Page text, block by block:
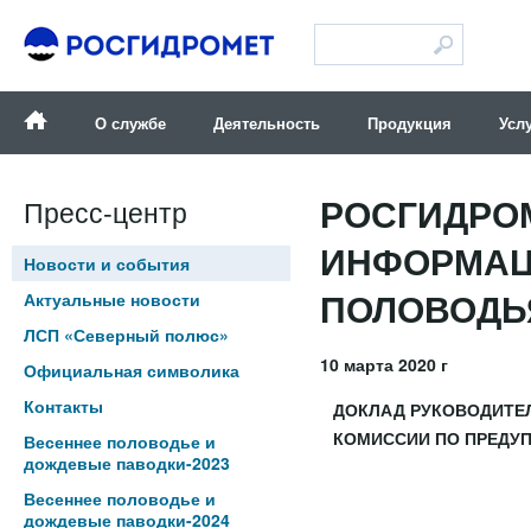
О службе Деятельность Продукция
Пресс-центр
Новости и события
Актуальные новости
ЛСП «Северный полюс»
Официальная символика
Контакты
Весеннее половодье и
дождевые паводки-2023
Весеннее половодье и
дождевые паводки-2024
10 марта 2020 г
ДОКЛАД
КОМИССИИ ПО